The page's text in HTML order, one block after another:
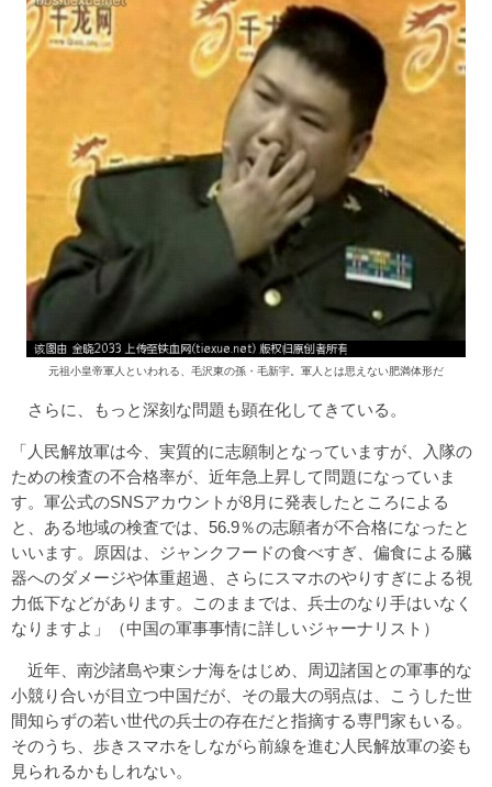
元祖小皇帝軍人といわれる、毛沢東の孫・毛新宇。軍人とは思えない肥満体形だ
さらに、もっと深刻な問題も顕在化してきている。
「人民解放軍は今、実質的に志願制となっていますが、入隊の
ための検査の不合格率が、近年急上昇して問題になっていま
す。軍公式のSNSアカウントが8月に発表したところによる
と、ある地域の検査では、56.9％の志願者が不合格になったと
いいます。原因は、ジャンクフードの食べすぎ、偏食による臓
器へのダメージや体重超過、さらにスマホのやりすぎによる視
力低下などがあります。このままでは、兵士のなり手はいなく
なりますよ」（中国の軍事事情に詳しいジャーナリスト）
近年、南沙諸島や東シナ海をはじめ、周辺諸国との軍事的な
小競り合いが目立つ中国だが、その最大の弱点は、こうした世
間知らずの若い世代の兵士の存在だと指摘する専門家もいる。
そのうち、歩きスマホをしながら前線を進む人民解放軍の姿も
見られるかもしれない。